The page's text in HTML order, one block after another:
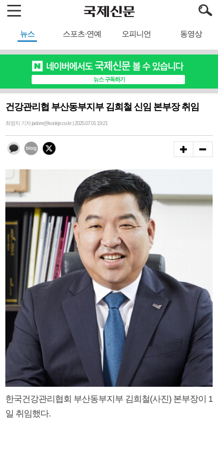
뉴스 스포츠·연예 오피니언 동영상
건강관리협 부산동부지부 김희철 신임 본부장 취임
최영지 기자 jadore@kookje.co.kr | 2025.07.01 19:21
한국건강관리협회 부산동부지부 김희철(사진) 본부장이 1
일 취임했다.